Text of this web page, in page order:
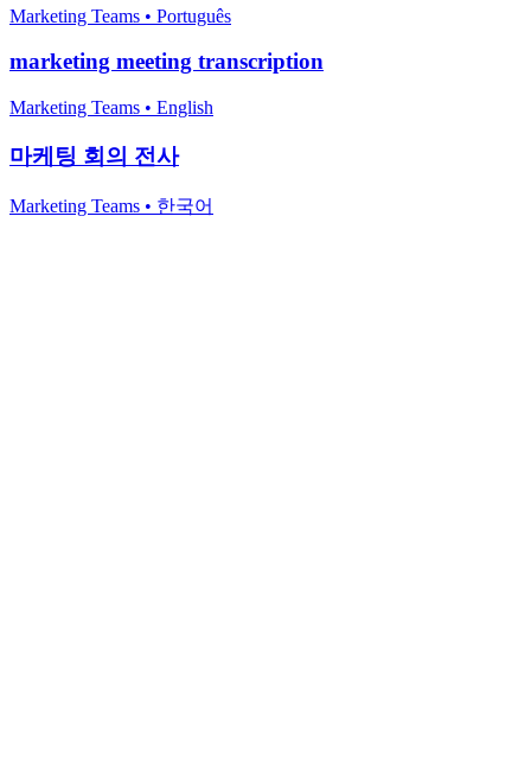
Marketing Teams • Português
marketing meeting transcription
Marketing Teams • English
마케팅 회의 전사
Marketing Teams • 한국어